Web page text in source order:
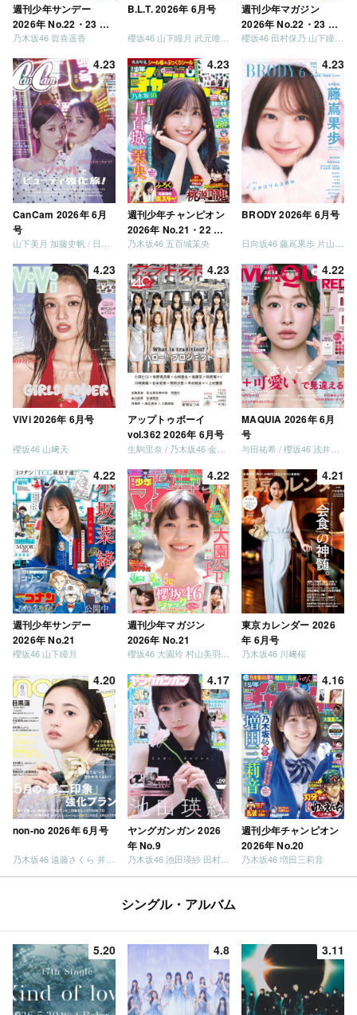
週刊少年サンデー
2026年 No.22・23 合
併号
乃木坂46 賀喜遥香
B.L.T. 2026年 6月号
櫻坂46 山下瞳月 武元唯衣 / 乃木坂46 海邉朱莉
週刊少年マガジン
2026年 No.22・23 合
併号
4.23
CanCam 2026年 6月
号
4.23
週刊少年チャンピオン
2026年 No.21・22 合
併号
乃木坂46 五百城茉央
4.23
BRODY 2026年 6月号
4.23
ViVi 2026年 6月号
櫻坂46 山﨑天
4.23
アップトゥボーイ
vol.362 2026年 6月号
4.22
MAQUIA 2026年 6月
号
4.22
週刊少年サンデー
2026年 No.21
櫻坂46 山下瞳月
4.22
週刊少年マガジン
2026年 No.21
櫻坂46 大園玲 村山美羽 稲熊ひな
4.21
東京カレンダー 2026
年 6月号
乃木坂46 川﨑桜
4.20
non-no 2026年 6月号
4.17
ヤングガンガン 2026
年 No.9
乃木坂46 池田瑛紗 田村真佑
4.16
週刊少年チャンピオン
2026年 No.20
乃木坂46 増田三莉音
シングル・アルバム
5.20 4.8 3.11